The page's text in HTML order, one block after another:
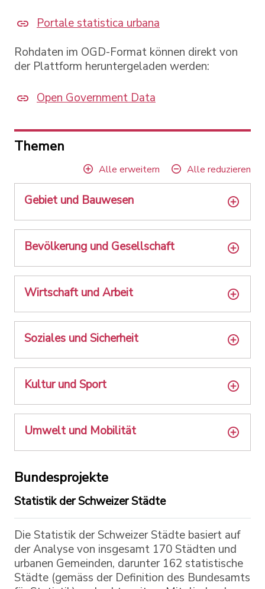
Portale statistica urbana
Rohdaten im OGD-Format können direkt von
der Plattform heruntergeladen werden:
Open Government Data
Themen
Alle erweitern Alle reduzieren
Gebiet und Bauwesen
Bevölkerung und Gesellschaft
Wirtschaft und Arbeit
Soziales und Sicherheit
Kultur und Sport
Umwelt und Mobilität
Bundesprojekte
Statistik der Schweizer Städte
Die Statistik der Schweizer Städte basiert auf
der Analyse von insgesamt 170 Städten und
urbanen Gemeinden, darunter 162 statistische
Städte (gemäss der Definition des Bundesamts